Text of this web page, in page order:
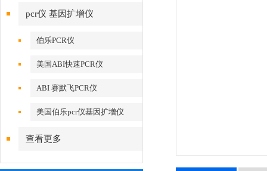
pcr仪 基因扩增仪
伯乐PCR仪
美国ABI快速PCR仪
ABI 赛默飞PCR仪
美国伯乐pcr仪基因扩增仪
查看更多